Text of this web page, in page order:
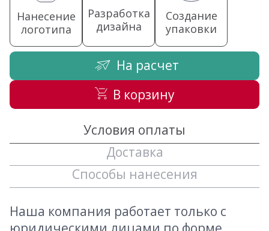
Нанесение
логотипа
Разработка
дизайна
Создание
упаковки
На расчет
В корзину
Условия оплаты
Доставка
Способы нанесения
Наша компания работает только с